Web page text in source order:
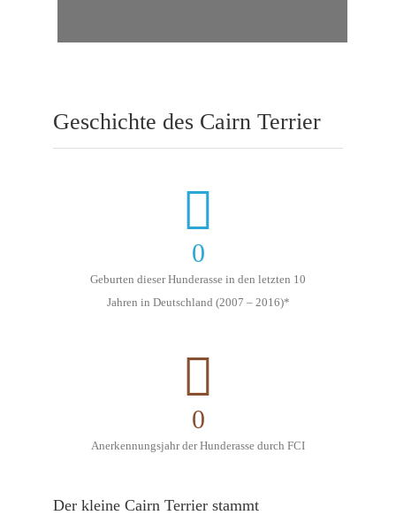
Geschichte des Cairn Terrier
0
Geburten dieser Hunderasse in den letzten 10
Jahren in Deutschland (2007 – 2016)*
0
Anerkennungsjahr der Hunderasse durch FCI
Der kleine Cairn Terrier stammt